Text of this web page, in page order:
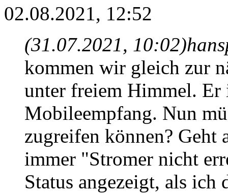
02.08.2021, 12:52
(31.07.2021, 10:02)
kommen wir gleich zur
unter freiem Himmel. Er
Mobileempfang. Nun
zugreifen können? Geht
immer "Stromer nicht
Status angezeigt, als ich